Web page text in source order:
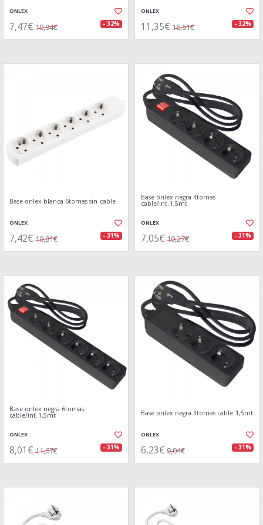
ONLEX
7,47€ 10,94€ - 32%
ONLEX
11,35€ 16,61€ - 32%
Base onlex blanca 6tomas sin cable
ONLEX
7,42€ 10,81€ - 31%
Base onlex negra 4tomas
cable/int.1,5mt
ONLEX
7,05€ 10,27€ - 31%
Base onlex negra 6tomas
cable/int.1,5mt
ONLEX
8,01€ 11,67€ - 31%
Base onlex negra 3tomas cable 1,5mt
ONLEX
6,23€ 9,04€ - 31%